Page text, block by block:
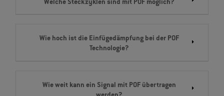
Welche Steckzyklen sind mit POF möglich?
Wie hoch ist die Einfügedämpfung bei der POF
Technologie?
Wie weit kann ein Signal mit POF übertragen